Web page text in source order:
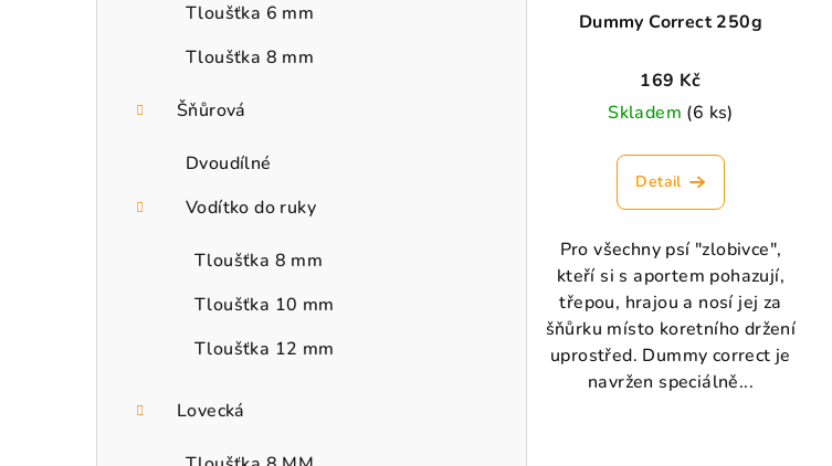
Tloušťka 6 mm
Tloušťka 8 mm
Šňůrová
Dvoudílné
Vodítko do ruky
Tloušťka 8 mm
Tloušťka 10 mm
Tloušťka 12 mm
Lovecká
ů
Dummy Correct 250g
169 Kč
Skladem (6 ks)
Detail
Pro všechny psí "zlobivce",
kteří si s aportem pohazují,
třepou, hrajou a nosí jej za
šňůrku místo koretního držení
uprostřed. Dummy correct je
navržen speciálně...